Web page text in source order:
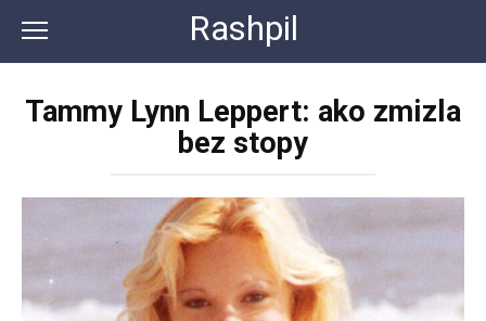
контенту
Rashpil
Tammy Lynn Leppert: ako zmizla
bez stopy